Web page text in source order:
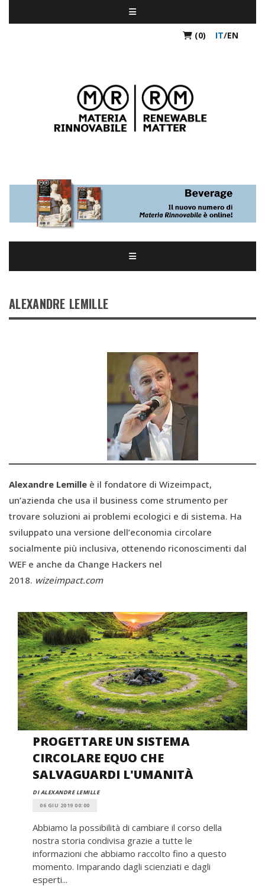
(0) IT/EN
ALEXANDRE LEMILLE
Alexandre Lemille è il fondatore di Wizeimpact,
un’azienda che usa il business come strumento per
trovare soluzioni ai problemi ecologici e di sistema. Ha
sviluppato una versione dell’economia circolare
socialmente più inclusiva, ottenendo riconoscimenti dal
WEF e anche da Change Hackers nel
2018. wizeimpact.com
PROGETTARE UN SISTEMA
CIRCOLARE EQUO CHE
SALVAGUARDI L'UMANITÀ
DI ALEXANDRE LEMILLE
06 GIU 2019 00:00
Abbiamo la possibilità di cambiare il corso della
nostra storia condivisa grazie a tutte le
informazioni che abbiamo raccolto fino a questo
momento. Imparando dagli scienziati e dagli
esperti...